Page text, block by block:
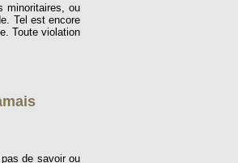
minoritaires, ou
Tel est encore
Toute violation
de savoir ou